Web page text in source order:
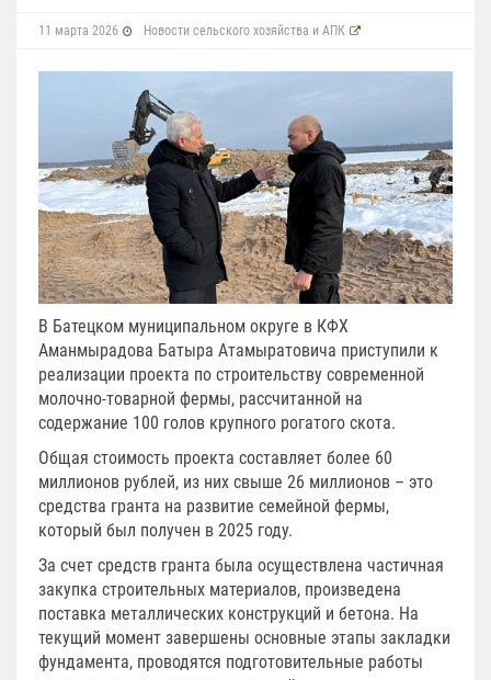
11 марта 2026 Новости сельского хозяйства и АПК
В Батецком муниципальном округе в КФХ
Аманмырадова Батыра Атамыратовича приступили к
реализации проекта по строительству современной
молочно-товарной фермы, рассчитанной на
содержание 100 голов крупного рогатого скота.
Общая стоимость проекта составляет более 60
миллионов рублей, из них свыше 26 миллионов – это
средства гранта на развитие семейной фермы,
который был получен в 2025 году.
За счет средств гранта была осуществлена частичная
закупка строительных материалов, произведена
поставка металлических конструкций и бетона. На
текущий момент завершены основные этапы закладки
фундамента, проводятся подготовительные работы